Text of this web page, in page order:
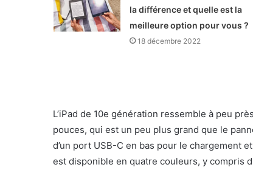
la différence et quelle est la
meilleure option pour vous ?
18 décembre 2022
L’iPad de 10e génération ressemble à peu
pouces, qui est un peu plus grand que le
d’un port USB-C en bas pour le chargement
est disponible en quatre couleurs, y compris